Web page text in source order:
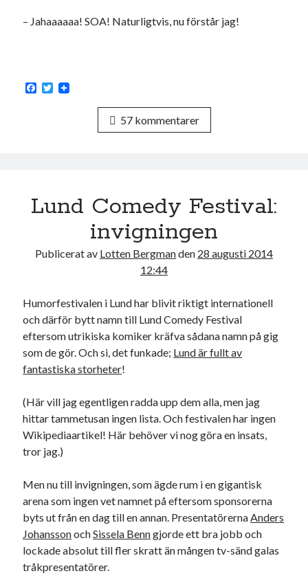
– Jahaaaaaa! SOA! Naturligtvis, nu förstår jag!
F
T
57 kommentarer
Lund Comedy Festival:
invigningen
Publicerat av Lotten Bergmanden 28 augusti 2014
12:44
Humorfestivalen i Lund har blivit riktigt internationell
och därför bytt namn till Lund Comedy Festival
eftersom utrikiska komiker kräfva sådana namn på gig
som de gör. Och si, det funkade; Lund är fullt av
fantastiska storheter!
(Här vill jag egentligen radda upp dem alla, men jag
hittar tammetusan ingen lista. Och festivalen har ingen
Wikipediaartikel! Här behöver vi nog göra en insats,
tror jag.)
Men nu till invigningen, som ägde rum i en gigantisk
arena som ingen vet namnet på eftersom sponsorerna
byts ut från en dag till en annan. PresentatörernaAnders
JohanssonochSissela Benngjorde ett bra jobb och
lockade absolut till fler skratt än mången tv-sänd galas
tråkpresentatörer.